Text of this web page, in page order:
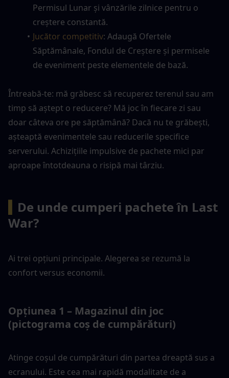
Permisul Lunar și vânzările zilnice pentru o
creștere constantă.
Jucător competitiv: Adaugă Ofertele
Săptămânale, Fondul de Creștere și permisele
de eveniment peste elementele de bază.
Întreabă-te: mă grăbesc să recuperez terenul sau am
timp să aștept o reducere? Mă joc în fiecare zi sau
doar câteva ore pe săptămână? Dacă nu te grăbești,
așteaptă evenimentele sau reducerile specifice
serverului. Achizițiile impulsive de pachete mici par
aproape întotdeauna o risipă mai târziu.
De unde cumperi pachete în Last
War?
Ai trei opțiuni principale. Alegerea se rezumă la
confort versus economii.
Opțiunea 1 – Magazinul din joc
(pictograma coș de cumpărături)
Atinge coșul de cumpărături din partea dreaptă sus a
ecranului. Este cea mai rapidă modalitate de a